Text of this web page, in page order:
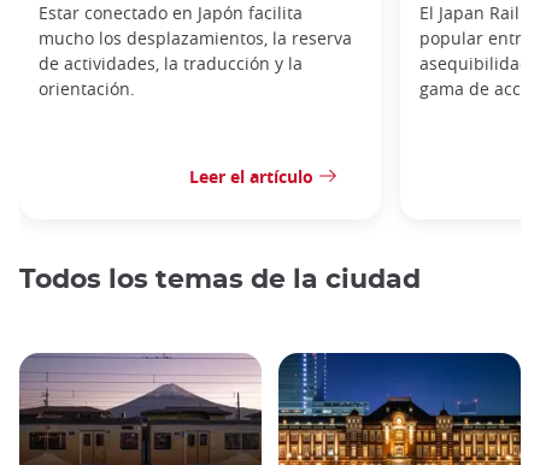
Estar conectado en Japón facilita
mucho los desplazamientos, la reserva
de actividades, la traducción y la
orientación.
Leer el artículo
El Japan Rail
popular entre
asequibilidad,
gama de
Todos los temas de la ciudad